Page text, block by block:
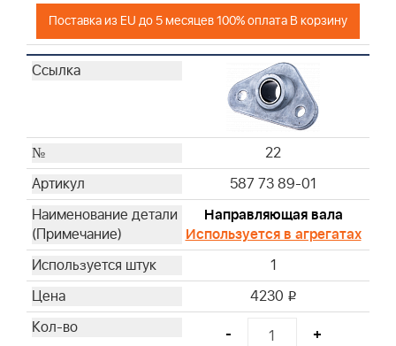
Поставка из EU до 5 месяцев 100% оплата В корзину
22
587 73 89-01
Направляющая вала
Используется в агрегатах
1
4230 i
- +